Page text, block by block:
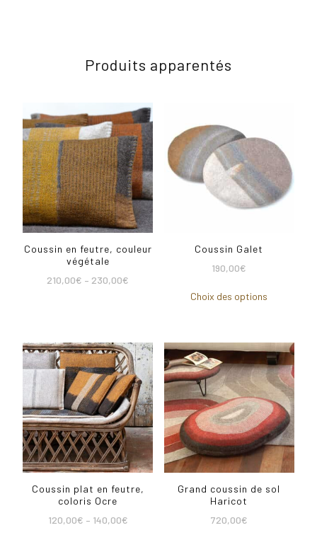
Produits apparentés
Coussin en feutre, couleur
végétale
210,00€ – 230,00€
Coussin Galet
190,00€
Choix des options
Coussin plat en feutre,
coloris Ocre
120,00€ – 140,00€
Grand coussin de sol
Haricot
720,00€